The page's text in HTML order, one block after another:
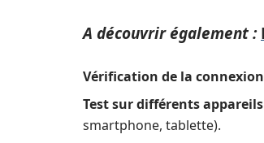
A découvrir également :
Vérification de la
Test sur différents
smartphone, tablette).